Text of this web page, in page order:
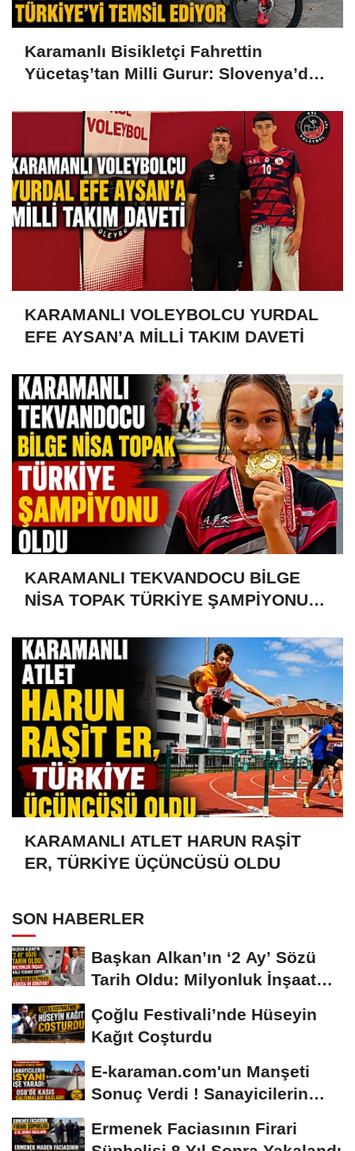
Karamanlı Bisikletçi Fahrettin
Yücetaş’tan Milli Gurur: Slovenya’da
KARAMANLI VOLEYBOLCU YURDAL
EFE AYSAN’A MİLLİ TAKIM DAVETİ
KARAMANLI TEKVANDOCU BİLGE
NİSA TOPAK TÜRKİYE ŞAMPİYONU
KARAMANLI ATLET HARUN RAŞİT
ER, TÜRKİYE ÜÇÜNCÜSÜ OLDU
SON HABERLER
Başkan Alkan’ın ‘2 Ay’ Sözü
Tarih Oldu: Milyonluk İnşaat
Çoğlu Festivali’nde Hüseyin
Kağıt Coşturdu
E-karaman.com'un Manşeti
Sonuç Verdi ! Sanayicilerin
Ermenek Faciasının Firari